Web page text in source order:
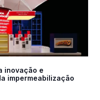
inovação e
impermeabilização